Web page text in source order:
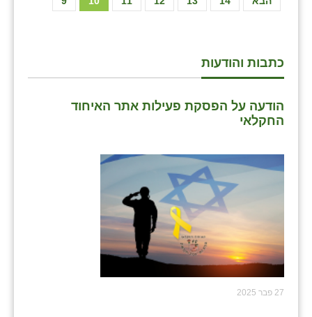
כתבות והודעות
הודעה על הפסקת פעילות אתר האיחוד
החקלאי
27 פבר 2025